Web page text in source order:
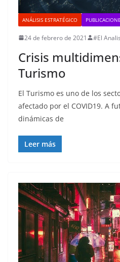
ANÁLISIS ESTRATÉGICO
24 de febrero de 2021 #El
Crisis
Turismo
El Turismo es uno de los
afectado por el COVID19. A
dinámicas de
Leer más